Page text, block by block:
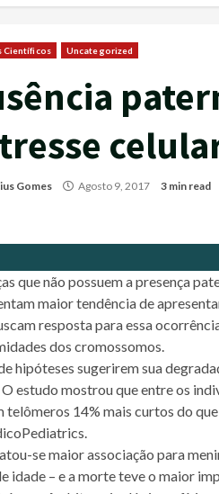
Científicos Uncategorized
Gomes Agosto 9, 2017 3 min read
que não possuem a presença
maior tendência de
resposta para essa
dos cromossomos.
hipóteses sugerirem sua
estudo mostrou que entre os
telômeros 14% mais curtos do
se maior associação para
idade – e a morte teve o maior